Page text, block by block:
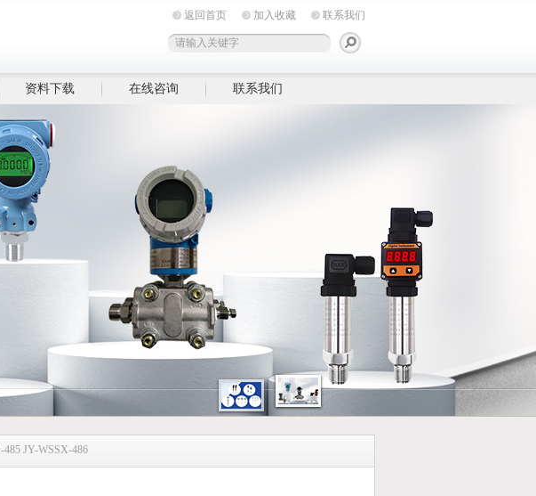
返回首页 加入收藏 联系我们
资料下载 在线咨询 联系我们
JY-WSSX-486